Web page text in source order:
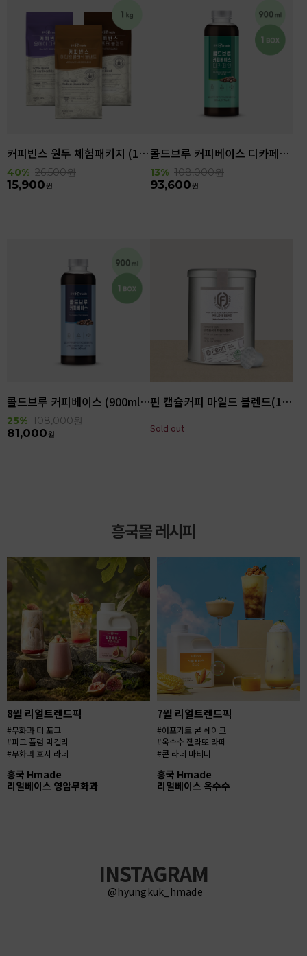
커피빈스 원두 체험패키지 (1kg)
40% 26,500원
15,900원
콜드브루 커피베이스 디카페인 (900ml x 6ea)
13% 108,000원
93,600원
콜드브루 커피베이스 (900ml x 6ea)
25% 108,000원
81,000원
핀 캡슐커피 마일드 블렌드(100입)
Sold out
흥국몰 레시피
8월 리얼트렌드픽
#무화과 티 포그
#피그 플럼 막걸리
#무화과 호지 라떼
흥국 Hmade
리얼베이스 영암무화과
7월 리얼트렌드픽
#아포가토 콘 쉐이크
#옥수수 젤라또 라떼
#콘 라떼 마티니
흥국 Hmade
리얼베이스 옥수수
INSTAGRAM
@hyungkuk_hmade